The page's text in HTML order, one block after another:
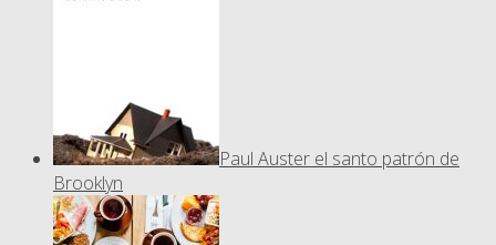
Paul Auster el santo patrón de
Brooklyn